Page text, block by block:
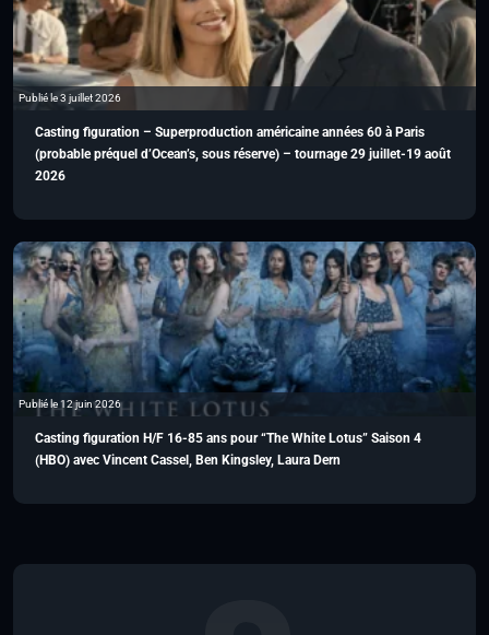
Publié le 3 juillet 2026
Casting figuration – Superproduction américaine années 60 à Paris
(probable préquel d’Ocean’s, sous réserve) – tournage 29 juillet-19 août
2026
Publié le 12 juin 2026
Casting figuration H/F 16-85 ans pour “The White Lotus” Saison 4
(HBO) avec Vincent Cassel, Ben Kingsley, Laura Dern